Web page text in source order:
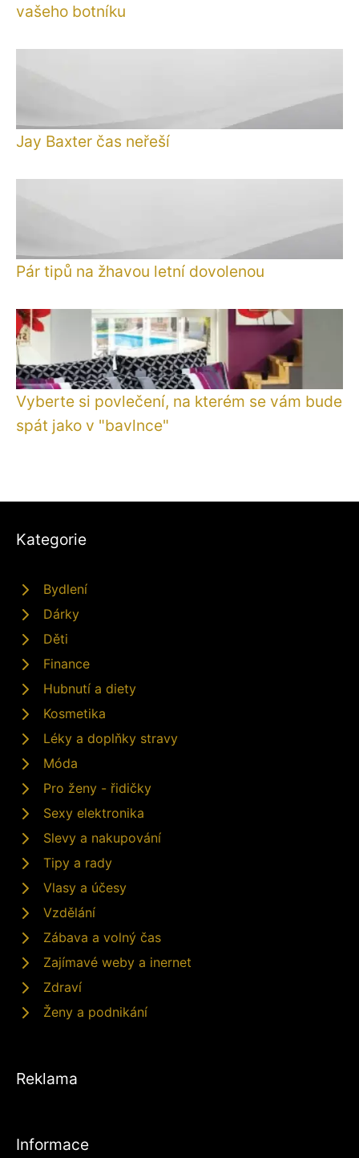
vašeho botníku
Jay Baxter čas neřeší
Pár tipů na žhavou letní dovolenou
Vyberte si povlečení, na kterém se vám bude
spát jako v "bavlnce"
Kategorie
Bydlení
Dárky
Děti
Finance
Hubnutí a diety
Kosmetika
Léky a doplňky stravy
Móda
Pro ženy - řidičky
Sexy elektronika
Slevy a nakupování
Tipy a rady
Vlasy a účesy
Vzdělání
Zábava a volný čas
Zajímavé weby a inernet
Zdraví
Ženy a podnikání
Reklama
Informace